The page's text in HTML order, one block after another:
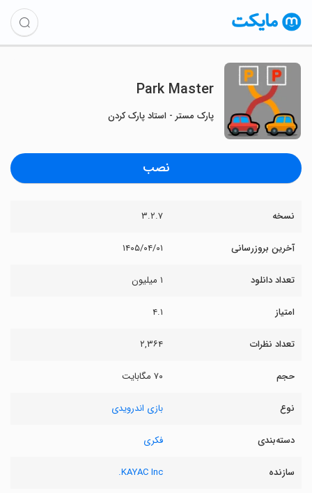
Park Master
پارک مستر - استاد پارک کردن
نصب
نسخه ۳.۲.۷
آخرین بروزرسانی ۱۴۰۵/۰۴/۰۱
تعداد دانلود ۱ میلیون
امتیاز ۴.۱
تعداد نظرات ۲,۳۶۴
حجم ۷۰ مگابایت
نوع بازی اندرویدی
دسته‌بندی فکری
سازنده KAYAC Inc.